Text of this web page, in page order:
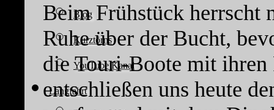
Blog
Kurztörns
YouTube Kanal
Langfahrt
Beim Frühstück herrscht
Ruhe über der Bucht,
die Touri-Boote mit
entschließen uns heute